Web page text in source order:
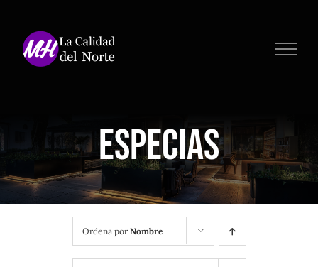
contenido
Especias
Ordena por Nombre